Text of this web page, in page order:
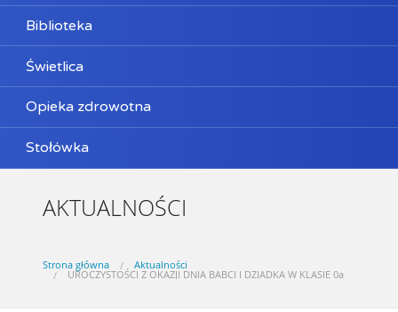
Biblioteka
Świetlica
Opieka zdrowotna
Stołówka
AKTUALNOŚCI
Strona główna Aktualności
UROCZYSTOŚCI Z OKAZJI DNIA BABCI I DZIADKA W KLASIE 0a